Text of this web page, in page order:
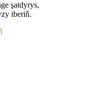
şatdyrys,
iberiň.